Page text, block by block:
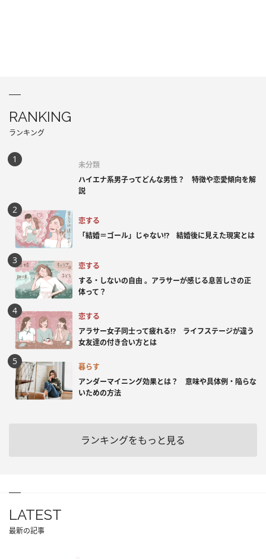
RANKING
ランキング
未分類
ハイエナ系男子ってどんな男性？ 特徴や恋愛傾向を解
説
恋する
「結婚＝ゴール」じゃない⁉ 結婚後に見えた現実とは
恋する
する・しないの自由 。アラサーが感じる息苦しさの正
体って？
恋する
アラサー女子同士って疲れる⁉ ライフステージが違う
女友達の付き合い方とは
暮らす
アンダーマイニング効果とは？ 意味や具体例・陥らな
いための方法
ランキングをもっと見る
LATEST
最新の記事